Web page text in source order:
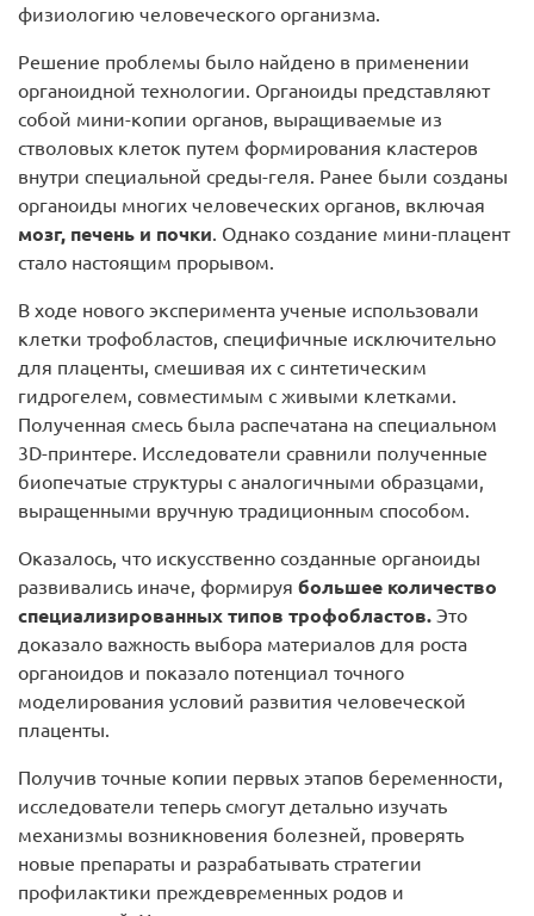
физиологию человеческого организма.
Решение проблемы было найдено в применении
органоидной технологии. Органоиды представляют
собой мини-копии органов, выращиваемые из
стволовых клеток путем формирования кластеров
внутри специальной среды-геля. Ранее были созданы
органоиды многих человеческих органов, включая
мозг, печень и почки. Однако создание мини-плацент
стало настоящим прорывом.
В ходе нового эксперимента ученые использовали
клетки трофобластов, специфичные исключительно
для плаценты, смешивая их с синтетическим
гидрогелем, совместимым с живыми клетками.
Полученная смесь была распечатана на специальном
3D-принтере. Исследователи сравнили полученные
биопечатые структуры с аналогичными образцами,
выращенными вручную традиционным способом.
Оказалось, что искусственно созданные органоиды
развивались иначе, формируя большее количество
специализированных типов трофобластов. Это
доказало важность выбора материалов для роста
органоидов и показало потенциал точного
моделирования условий развития человеческой
плаценты.
Получив точные копии первых этапов беременности,
исследователи теперь смогут детально изучать
механизмы возникновения болезней, проверять
новые препараты и разрабатывать стратегии
профилактики преждевременных родов и